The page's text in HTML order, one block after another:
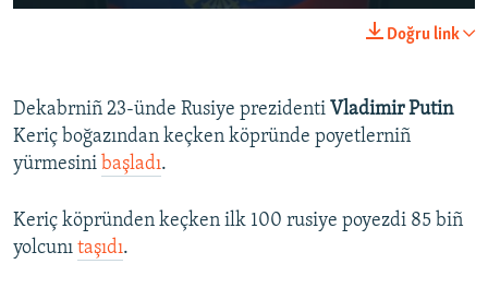
Doğru link
Dekabrniñ 23-ünde Rusiye prezidenti Vladimir Putin
Keriç boğazından keçken köpründe poyetlerniñ
yürmesini başladı.
Keriç köpründen keçken ilk 100 rusiye poyezdi 85 biñ
yolcunı taşıdı.